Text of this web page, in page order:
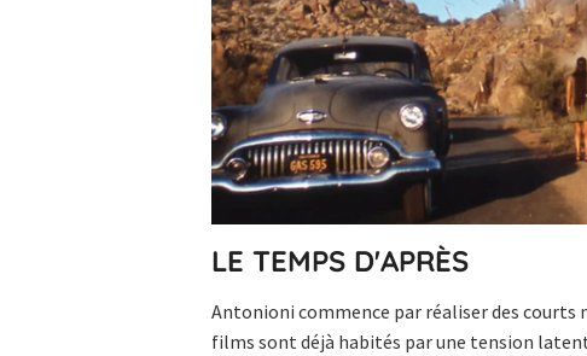
LE TEMPS D'APRÈS
Antonioni commence par réaliser des courts
films sont déjà habités par une tension